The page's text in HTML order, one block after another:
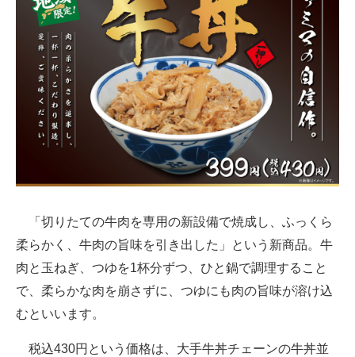
好きが集まる 比べて選べる
ビジネスと働き方のヒント
AI活用のいまが分かる
企業ITのトレンドを詳説
経営リーダーのコミュニティ
企業向けIT製品の総合サイト
製造業のIT導入・活用を支援
モノづくり技術者専門サイト
「切りたての牛肉を専用の新設備で焼成し、ふっくら
柔らかく、牛肉の旨味を引き出した」という新商品。牛
肉と玉ねぎ、つゆを1杯分ずつ、ひと鍋で調理すること
で、柔らかな肉を崩さずに、つゆにも肉の旨味が溶け込
むといいます。
税込430円という価格は、大手牛丼チェーンの牛丼並